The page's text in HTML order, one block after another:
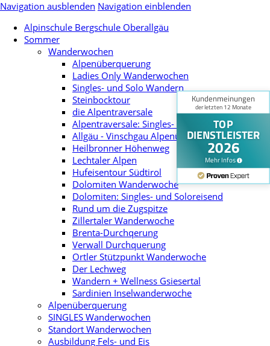
Navigation ausblenden Navigation einblenden
Alpinschule Bergschule Oberallgäu
Sommer
Wanderwochen
Alpenüberquerung
Ladies Only Wanderwochen
Singles- und Solo Wandern
Steinbocktour
die Alpentraversale
Alpentraversale: Singles- und Soloreisend
Allgäu - Vinschgau Alpenüberquerung
Heilbronner Höhenweg
Lechtaler Alpen
Hufeisentour Südtirol
Dolomiten Wanderwoche
Dolomiten: Singles- und Soloreisend
Rund um die Zugspitze
Zillertaler Wanderwoche
Brenta-Durchqerung
Verwall Durchquerung
Ortler Stützpunkt Wanderwoche
Der Lechweg
Wandern + Wellness Gsiesertal
Sardinien Inselwanderwoche
Alpenüberquerung
SINGLES Wanderwochen
Standort Wanderwochen
Ausbildung Fels- und Eis